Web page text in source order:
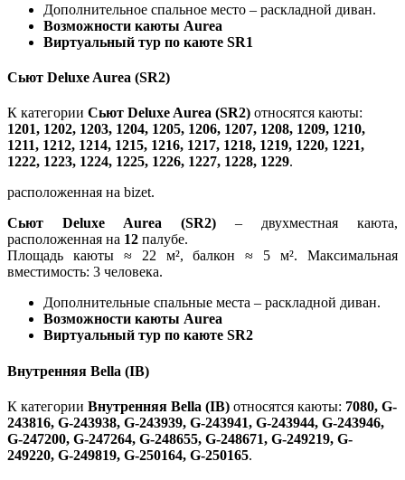
Дополнительное спальное место – раскладной диван.
Возможности каюты Aurea
Виртуальный тур по каюте SR1
Сьют Deluxe Aurea (SR2)
К категории Сьют Deluxe Aurea (SR2) относятся каюты:
1201, 1202, 1203, 1204, 1205, 1206, 1207, 1208, 1209, 1210,
1211, 1212, 1214, 1215, 1216, 1217, 1218, 1219, 1220, 1221,
1222, 1223, 1224, 1225, 1226, 1227, 1228, 1229.
расположенная на bizet.
Сьют Deluxe Aurea (SR2) – двухместная каюта,
расположенная на 12 палубе.
Площадь каюты ≈ 22 м², балкон ≈ 5 м². Максимальная
вместимость: 3 человека.
Дополнительные спальные места – раскладной диван.
Возможности каюты Aurea
Виртуальный тур по каюте SR2
Внутренняя Bella (IB)
К категории Внутренняя Bella (IB) относятся каюты: 7080, G-
243816, G-243938, G-243939, G-243941, G-243944, G-243946,
G-247200, G-247264, G-248655, G-248671, G-249219, G-
249220, G-249819, G-250164, G-250165.